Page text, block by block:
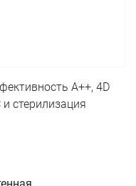
A++, 4D
и стерилизация